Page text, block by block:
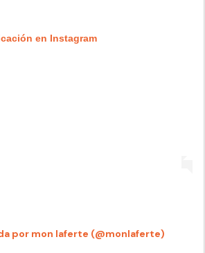
en Instagram
por mon laferte (@monlaferte)